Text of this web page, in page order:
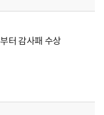
터 감사패 수상